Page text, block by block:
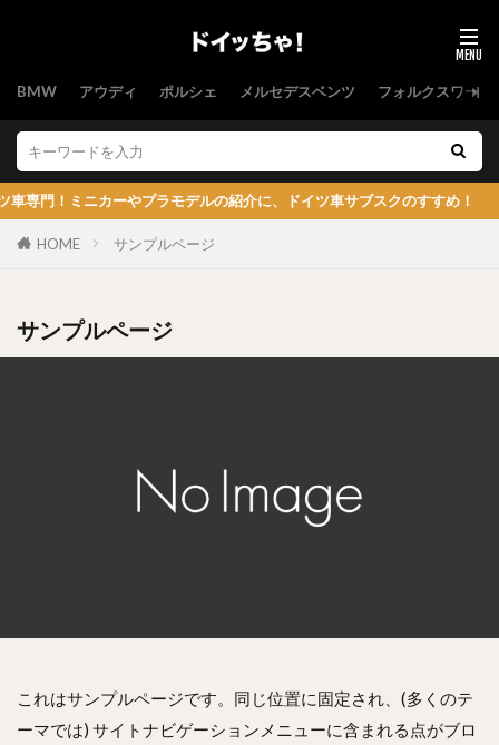
BMW アウディ ポルシェ メルセデスベンツ フォルクスワーゲ
！ミニカーやプラモデルの紹介に、ドイツ車サブスクのすすめ！
HOME サンプルページ
サンプルページ
これはサンプルページです。同じ位置に固定され、(多くのテ
ーマでは) サイトナビゲーションメニューに含まれる点がブロ